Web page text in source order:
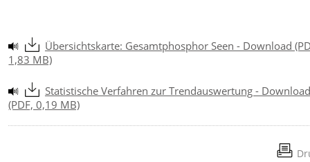
Übersichtskarte: Gesamtphosphor Seen - Download
1,83 MB)
Statistische Verfahren zur Trendauswertung - Download
(PDF, 0,19 MB)